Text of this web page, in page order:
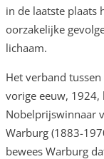
in de laatste plaats
oorzakelijke
lichaam.
Het verband
vorige eeuw, 1924,
Nobelprijswinnaar
Warburg (1883-
bewees Warburg